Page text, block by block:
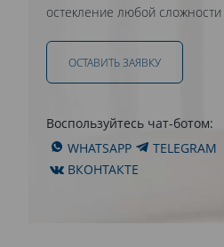
остекление любой сложности
ОСТАВИТЬ ЗАЯВКУ
Воспользуйтесь чат-ботом:
WHATSAPP
TELEGRAM
ВКОНТАКТЕ